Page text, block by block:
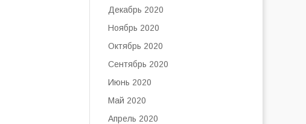
Декабрь 2020
Ноябрь 2020
Октябрь 2020
Сентябрь 2020
Июнь 2020
Май 2020
Апрель 2020